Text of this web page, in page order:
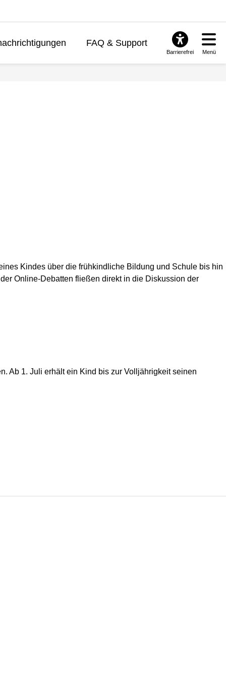
FAQ & Support
Barrierefrei Menü
Kindes über die frühkindliche Bildung und Schule bis hin
Online-Debatten fließen direkt in die Diskussion der
Ab 1. Juli erhält ein Kind bis zur Volljährigkeit seinen